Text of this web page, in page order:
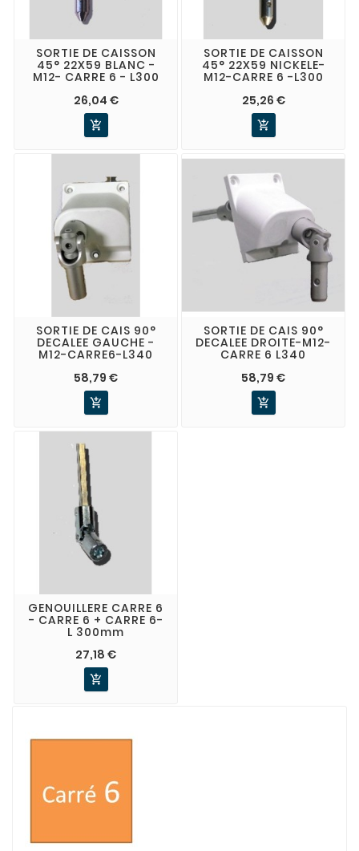
SORTIE DE CAISSON
45° 22X59 BLANC -
M12- CARRE 6 - L300
26,04 €

SORTIE DE CAISSON
45° 22X59 NICKELE-
M12-CARRE 6 -L300
25,26 €

SORTIE DE CAIS 90°
DECALEE GAUCHE -
M12-CARRE6-L340
58,79 €

SORTIE DE CAIS 90°
DECALEE DROITE-M12-
CARRE 6 L340
58,79 €

GENOUILLERE CARRE 6
- CARRE 6 + CARRE 6-
L 300mm
27,18 €
